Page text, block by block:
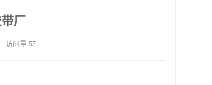
厂
问量:57